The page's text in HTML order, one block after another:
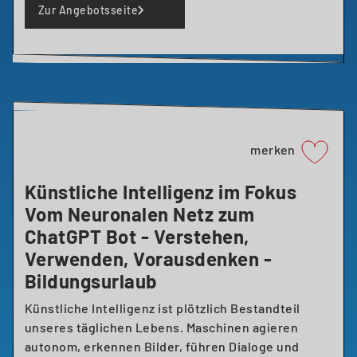
Zur Angebotsseite
merken
Künstliche Intelligenz im Fokus
Vom Neuronalen Netz zum
ChatGPT Bot - Verstehen,
Verwenden, Vorausdenken -
Bildungsurlaub
Künstliche Intelligenz ist plötzlich Bestandteil
unseres täglichen Lebens. Maschinen agieren
autonom, erkennen Bilder, führen Dialoge und